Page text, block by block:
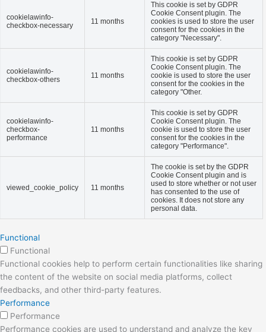
cookielawinfo-
checkbox-necessary
11 months
This cookie is set by GDPR
Cookie Consent plugin. The
cookies is used to store the user
consent for the cookies in the
category "Necessary".
cookielawinfo-
checkbox-others
11 months
This cookie is set by GDPR
Cookie Consent plugin. The
cookie is used to store the user
consent for the cookies in the
category "Other.
cookielawinfo-
checkbox-
performance
11 months
This cookie is set by GDPR
Cookie Consent plugin. The
cookie is used to store the user
consent for the cookies in the
category "Performance".
viewed_cookie_policy 11 months
The cookie is set by the GDPR
Cookie Consent plugin and is
used to store whether or not user
has consented to the use of
cookies. It does not store any
personal data.
Functional
Functional
Functional cookies help to perform certain functionalities like sharing
the content of the website on social media platforms, collect
feedbacks, and other third-party features.
Performance
Performance
Performance cookies are used to understand and analyze the key